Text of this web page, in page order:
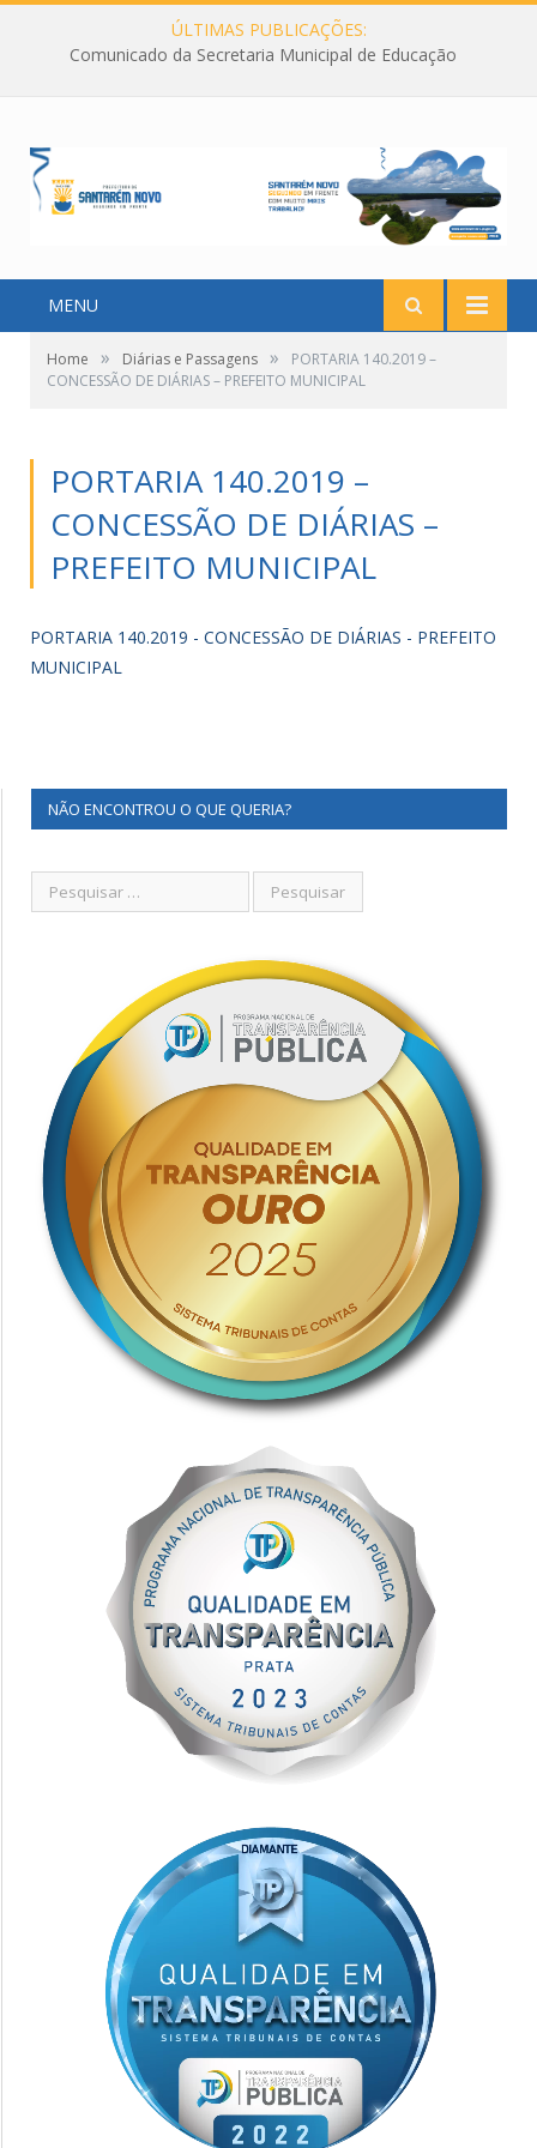
ÚLTIMAS PUBLICAÇÕES:
Comunicado da Secretaria Municipal de Educação
MENU
Home » Diárias e Passagens »
PORTARIA 140.2019 –
CONCESSÃO DE DIÁRIAS – PREFEITO MUNICIPAL
PORTARIA 140.2019 –
CONCESSÃO DE DIÁRIAS –
PREFEITO MUNICIPAL
PORTARIA 140.2019 - CONCESSÃO DE DIÁRIAS - PREFEITO
MUNICIPAL
NÃO ENCONTROU O QUE QUERIA?